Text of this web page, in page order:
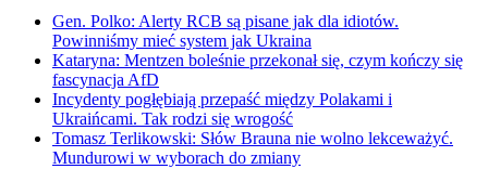
Gen. Polko: Alerty RCB są pisane jak dla idiotów.
Powinniśmy mieć system jak Ukraina
Kataryna: Mentzen boleśnie przekonał się, czym kończy się
fascynacja AfD
Incydenty pogłębiają przepaść między Polakami i
Ukraińcami. Tak rodzi się wrogość
Tomasz Terlikowski: Słów Brauna nie wolno lekceważyć.
Mundurowi w wyborach do zmiany